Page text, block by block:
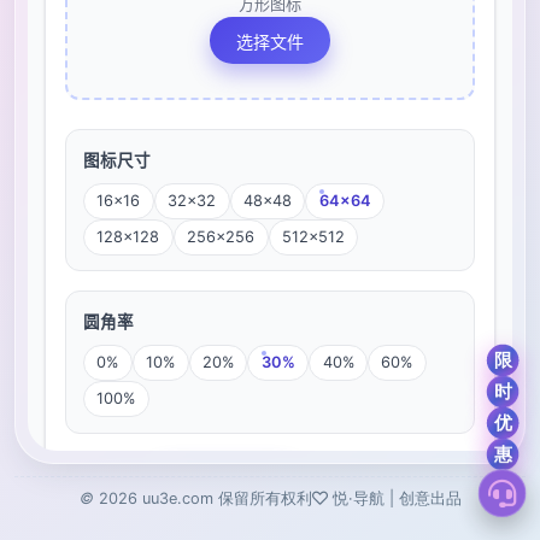
© 2026 uu3e.com 保留所有权利 悦·导航 | 创意出品